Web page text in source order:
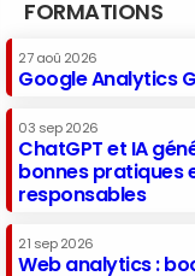
FORMATIONS
27 aoû 2026
Google Analytics
03 sep 2026
ChatGPT et IA
bonnes pratiques
responsables
21 sep 2026
Web analytics :